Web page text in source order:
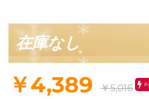
在庫なし
￥4,389 ￥5,016